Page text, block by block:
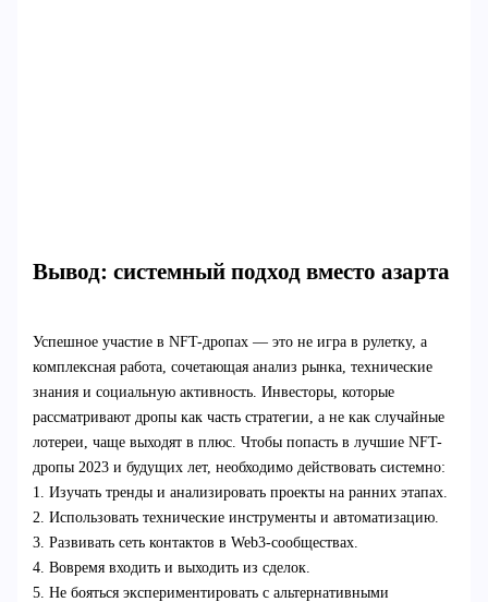
Вывод: системный подход вместо азарта
Успешное участие в NFT-дропах — это не игра в рулетку, а
комплексная работа, сочетающая анализ рынка, технические
знания и социальную активность. Инвесторы, которые
рассматривают дропы как часть стратегии, а не как случайные
лотереи, чаще выходят в плюс. Чтобы попасть в лучшие NFT-
дропы 2023 и будущих лет, необходимо действовать системно:
1. Изучать тренды и анализировать проекты на ранних этапах.
2. Использовать технические инструменты и автоматизацию.
3. Развивать сеть контактов в Web3-сообществах.
4. Вовремя входить и выходить из сделок.
5. Не бояться экспериментировать с альтернативными